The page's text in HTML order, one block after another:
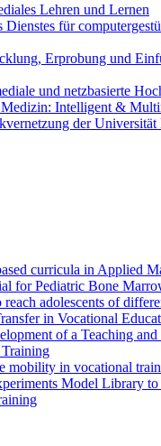
Lehren und Lernen
für
Erprobung und
und netzbasierte
Intelligent &
der Universität
curricula in Applied
for Pediatric Bone
adolescents of
in Vocational
of a Teaching
mobility in vocational
Model Library